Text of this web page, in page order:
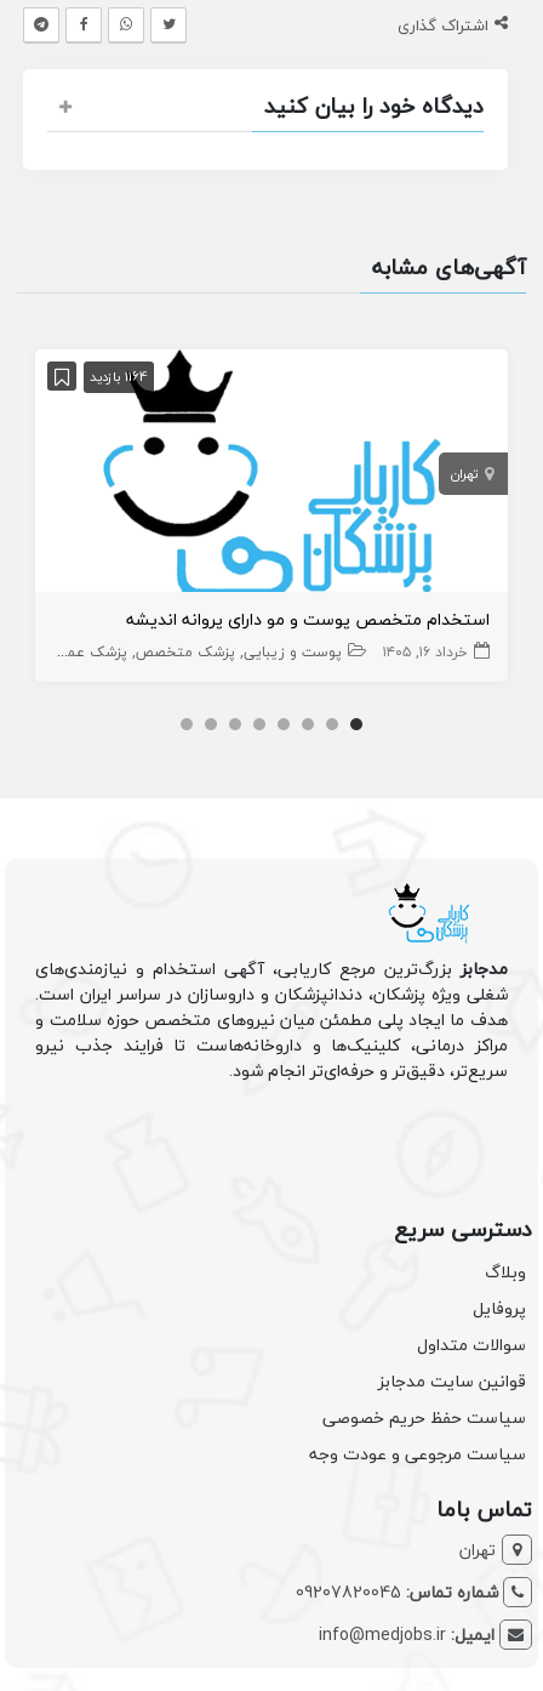
اشتراک گذاری
دیدگاه خود را بیان کنید
آگهی‌های مشابه
1164 بازدید
تهران
استخدام متخصص پوست و مو دارای پروانه اندیشه
خرداد ۱۶, ۱۴۰۵ پوست و زیبایی پزشک متخصص پزشک عمومی پوست
مدجابزبزرگ‌ترین مرجع کاریابی، آگهی استخدام و نیازمندی‌های
شغلی ویژه پزشکان، دندانپزشکان و داروسازان در سراسر ایران است.
هدف ما ایجاد پلی مطمئن میان نیروهای متخصص حوزه سلامت و
مراکز درمانی، کلینیک‌ها و داروخانه‌هاست تا فرایند جذب نیرو
سریع‌تر، دقیق‌تر و حرفه‌ای‌تر انجام شود.
دسترسی سریع
وبلاگ
پروفایل
سوالات متداول
قوانین سایت مدجابز
سیاست حفظ حریم خصوصی
سیاست مرجوعی و عودت وجه
تماس باما
تهران
شماره تماس: 09207820045
ایمیل:info@medjobs.ir